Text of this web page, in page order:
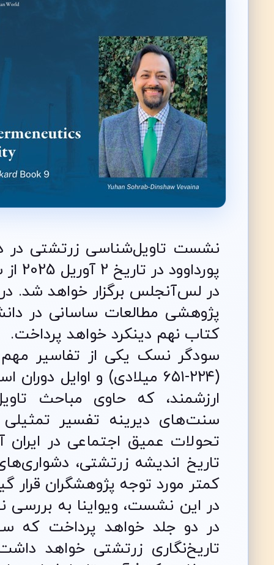
نشست تاویل‌شناسی زرتشتی در
در لس‌آنجلس برگزار خواهد شد.
پژوهشی مطالعات ساسانی در
کتاب نهم دینکرد خواهد پرداخت.
سودگر نسک یکی از تفاسیر
(۲۲۴-۶۵۱ میلادی) و اوایل
ارزشمند، که حاوی مباحث
سنت‌های دیرینه تفسیر
تحولات عمیق اجتماعی در
تاریخ اندیشه زرتشتی،
کمتر مورد توجه پژوهشگران قرار
در این نشست، ویواینا به بررسی
در دو جلد خواهد پرداخت که
تاریخ‌نگاری زرتشتی خواهد